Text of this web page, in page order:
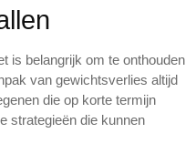
is belangrijk om te onthouden
van gewichtsverlies altijd
die op korte termijn
strategieën die kunnen